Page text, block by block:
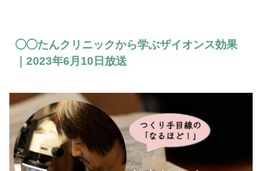
◯◯たんクリニックから学ぶザイオンス効果
｜2023年6月10日放送